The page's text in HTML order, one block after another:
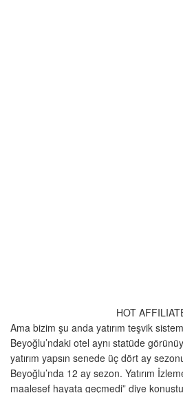
HOT
Ama bizim şu anda yatırım teşvik
Beyoğlu’ndaki otel aynı statüde
yatırım yapsın senede üç dört ay
Beyoğlu’nda 12 ay sezon. Yatırım
maalesef hayata geçmedi” diye